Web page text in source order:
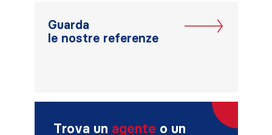
Guarda
le nostre referenze
Trova un agente o un